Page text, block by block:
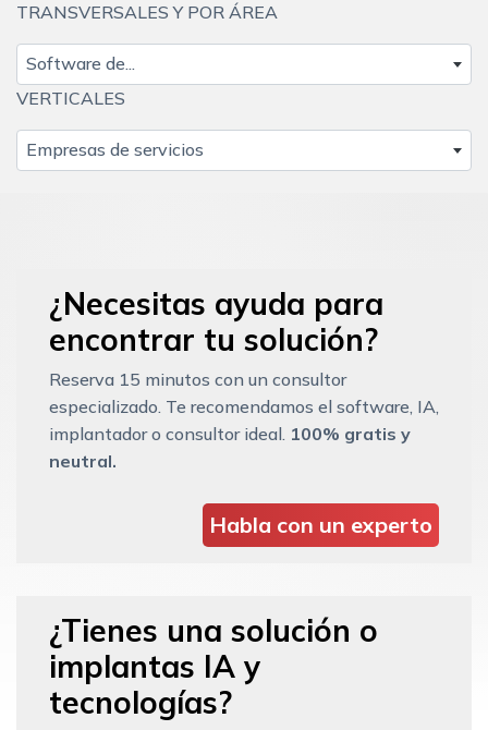
TRANSVERSALES Y POR ÁREA
Software de...
VERTICALES
Empresas de servicios
¿Necesitas ayuda para
encontrar tu solución?
Reserva 15 minutos con un consultor
especializado. Te recomendamos el software, IA,
implantador o consultor ideal. 100% gratis y
neutral.
Habla con un experto
¿Tienes una solución o
implantas IA y
tecnologías?